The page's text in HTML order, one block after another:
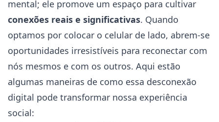
mental; ele promove um espaço para cultivar
conexões reais e significativas. Quando
optamos por colocar o celular de lado, abrem-se
oportunidades irresistíveis para reconectar com
nós mesmos e com os outros. Aqui estão
algumas maneiras de como essa desconexão
digital pode transformar nossa experiência
social: